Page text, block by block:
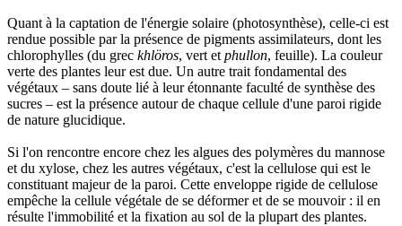
Quant à la captation de l'énergie solaire (photosynthèse), celle-ci est
rendue possible par la présence de pigments assimilateurs, dont les
chlorophylles (du grec khlöros, vert et phullon, feuille). La couleur
verte des plantes leur est due. Un autre trait fondamental des
végétaux – sans doute lié à leur étonnante faculté de synthèse des
sucres – est la présence autour de chaque cellule d'une paroi rigide
de nature glucidique.
Si l'on rencontre encore chez les algues des polymères du mannose
et du xylose, chez les autres végétaux, c'est la cellulose qui est le
constituant majeur de la paroi. Cette enveloppe rigide de cellulose
empêche la cellule végétale de se déformer et de se mouvoir : il en
résulte l'immobilité et la fixation au sol de la plupart des plantes.